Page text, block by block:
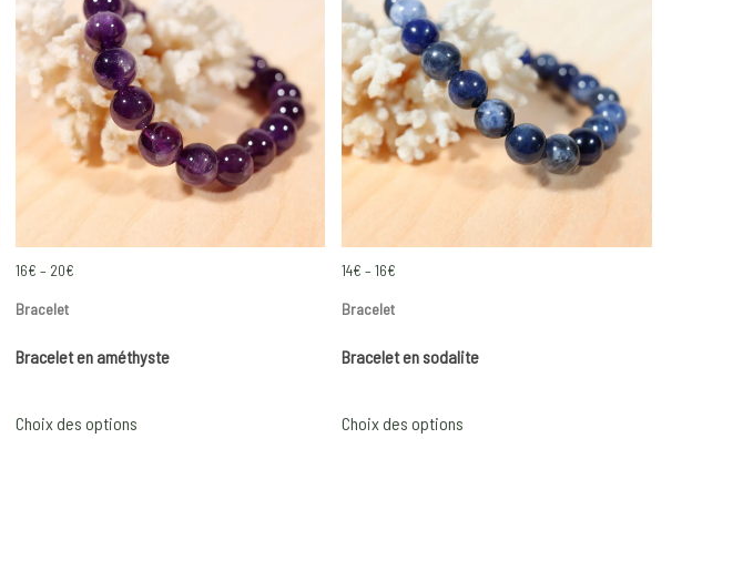
16€ – 20€Price
through
Bracelet
Bracelet en améthyste
Choix des options
product
14€ – 16€
through
Bracelet
Bracelet en sodalite
Choix des options